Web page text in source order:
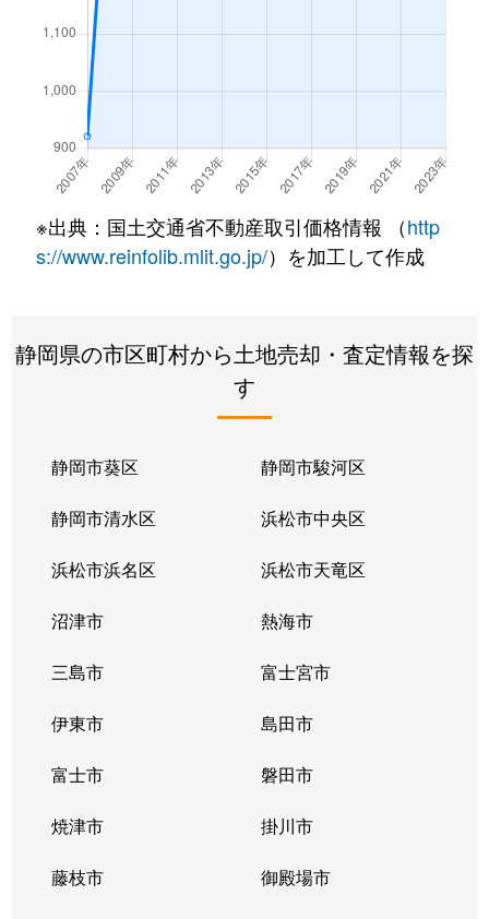
萩原
萩原
萩原
1,500万円 御殿場
徒歩15分
萩原
5,500万円 御殿場
徒歩15分
萩原
1,200万円 御殿場
徒歩20分
東田中
770万円 御殿場
徒歩16分
東田中
1,400万円 御殿場
東田中
2,500万円 御殿場
東田中
1,700万円 御殿場
東田中
御殿場
東田中
御殿場
東田中
御殿場
古沢
足柄(静岡)
北久原
御殿場
北久原
御殿場
※出典：国土交通省不動産取引価格情報 （http
s://www.reinfolib.mlit.go.jp/）を加工して作成
静岡県の市区町村から土地売却・査定情報を探
す
静岡市葵区 静岡市駿河区
静岡市清水区 浜松市中央区
浜松市浜名区 浜松市天竜区
沼津市 熱海市
三島市 富士宮市
伊東市 島田市
富士市 磐田市
焼津市 掛川市
藤枝市 御殿場市